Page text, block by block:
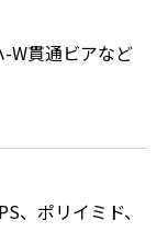
W貫通ビアなど
、ポリイミド、